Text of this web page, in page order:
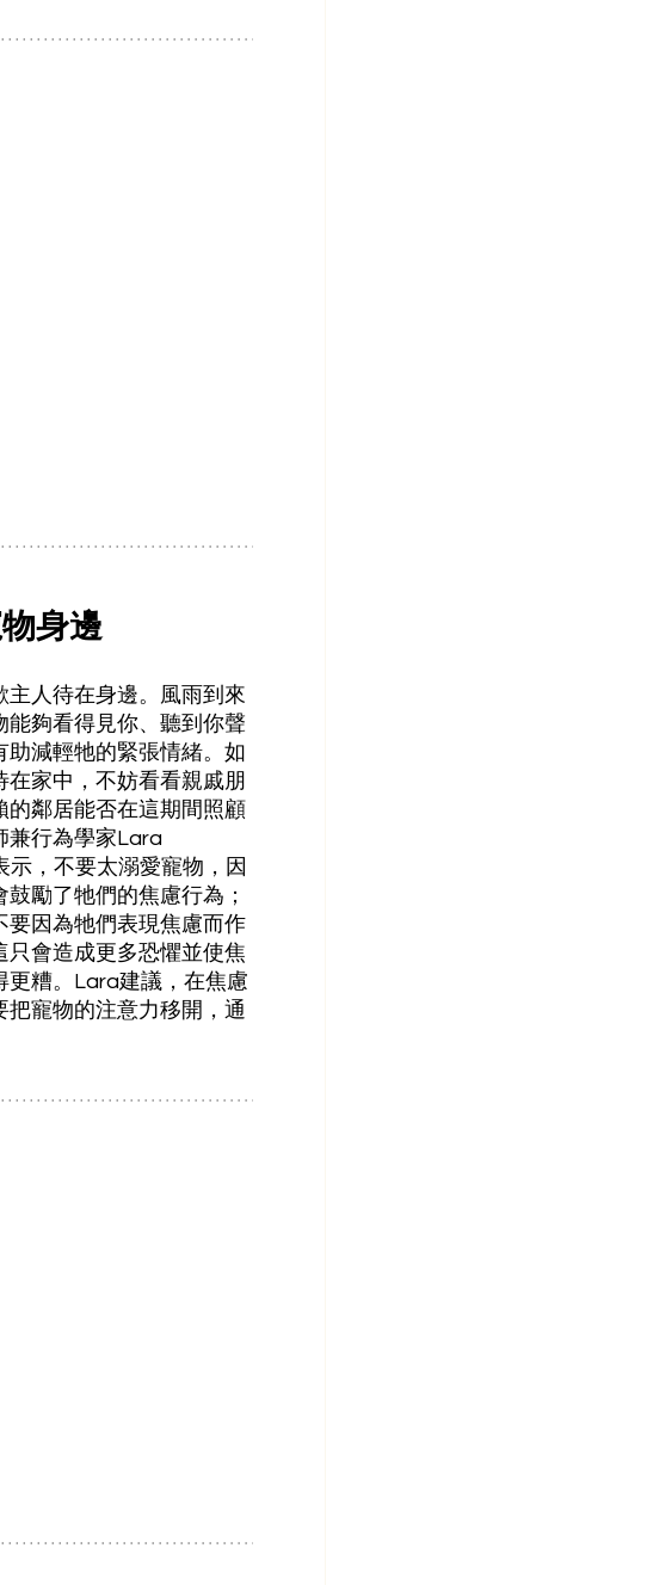
身邊
主人待在身邊。風雨到來
能夠看得見你、聽到你聲
助減輕牠的緊張情緒。如
在家中，不妨看看親戚朋
的鄰居能否在這期間照顧
兼行為學家Lara
示，不要太溺愛寵物，因
鼓勵了牠們的焦慮行為；
要因為牠們表現焦慮而作
只會造成更多恐懼並使焦
更糟。Lara建議，在焦慮
把寵物的注意力移開，通